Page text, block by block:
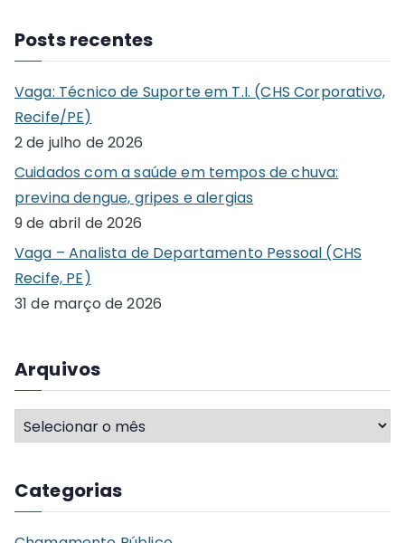
Posts recentes
Vaga: Técnico de Suporte em T.I. (CHS Corporativo,
Recife/PE)
2 de julho de 2026
Cuidados com a saúde em tempos de chuva:
previna dengue, gripes e alergias
9 de abril de 2026
Vaga – Analista de Departamento Pessoal (CHS
Recife, PE)
31 de março de 2026
Arquivos
A
r
u
Categorias